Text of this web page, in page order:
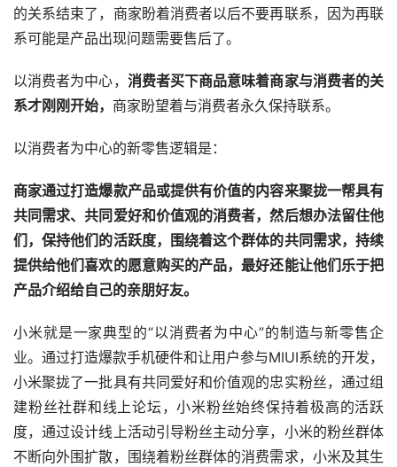
的关系结束了，商家盼着消费者以后不要再联系，因为再联
系可能是产品出现问题需要售后了。
以消费者为中心， 消费者买下商品意味着商家与消费者的关
系才刚刚开始， 商家盼望着与消费者永久保持联系。
以消费者为中心的新零售逻辑是：
商家通过打造爆款产品或提供有价值的内容来聚拢一帮具有
共同需求、共同爱好和价值观的消费者，然后想办法留住他
们，保持他们的活跃度，围绕着这个群体的共同需求，持续
提供给他们喜欢的愿意购买的产品，最好还能让他们乐于把
产品介绍给自己的亲朋好友。
小米就是一家典型的“以消费者为中心”的制造与新零售企
业。通过打造爆款手机硬件和让用户参与MIUI系统的开发，
小米聚拢了一批具有共同爱好和价值观的忠实粉丝，通过组
建粉丝社群和线上论坛，小米粉丝始终保持着极高的活跃
度，通过设计线上活动引导粉丝主动分享，小米的粉丝群体
不断向外围扩散，围绕着粉丝群体的消费需求，小米及其生